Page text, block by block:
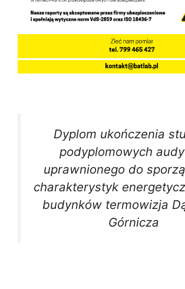
Dyplom ukończenia
podyplomowych
uprawnionego do
charakterystyk
budynków termowizja
Górnicza